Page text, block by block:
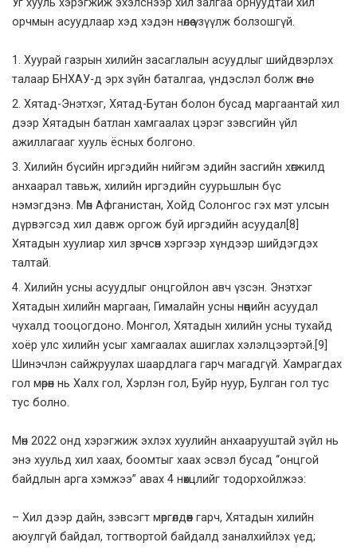
Уг хууль хэрэгжиж эхэлснээр хил залгаа орнуудтай хил
орчмын асуудлаар хэд хэдэн нөлөө үзүүлж болзошгүй.
Хуурай газрын хилийн засаглалын асуудлыг шийдвэрлэх
талаар БНХАУ-д эрх зүйн баталгаа, үндэслэл болж өгнө.
Хятад-Энэтхэг, Хятад-Бутан болон бусад маргаантай хил
дээр Хятадын батлан хамгаалах цэрэг зэвсгийн үйл
ажиллагааг хууль ёсных болгоно.
Хилийн бүсийн иргэдийн нийгэм эдийн засгийн хөгжилд
анхаарал тавьж, хилийн иргэдийн суурьшлын бүс
нэмэгдэнэ. Мөн Афганистан, Хойд Солонгос гэх мэт улсын
дүрвэгсэд хил давж оргож буй иргэдийн асуудал[8]
Хятадын хуулиар хил зөрчсөн хэргээр хүндээр шийдэгдэх
талтай.
Хилийн усны асуудлыг онцгойлон авч үзсэн. Энэтхэг
Хятадын хилийн маргаан, Гималайн усны нөөцийн асуудал
чухалд тооцогдоно. Монгол, Хятадын хилийн усны тухайд
хоёр улс хилийн усыг хамгаалах ашиглах хэлэлцээртэй.[9]
Шинэчлэн сайжруулах шаардлага гарч магадгүй. Хамрагдах
гол мөрөн нь Халх гол, Хэрлэн гол, Буйр нуур, Булган гол тус
тус болно.
Мөн 2022 онд хэрэгжиж эхлэх хуулийн анхаарууштай зүйл нь
энэ хуульд хил хаах, боомтыг хаах эсвэл бусад “онцгой
байдлын арга хэмжээ” авах 4 нөхцлийг тодорхойлжээ:
– Хил дээр дайн, зэвсэгт мөргөлдөөн гарч, Хятадын хилийн
аюулгүй байдал, тогтвортой байдалд заналхийлэх үед;